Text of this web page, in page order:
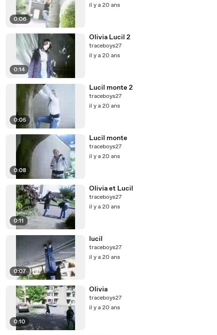
0:06
il y a 20 ans
0:14
Olivia Lucil 2
traceboys27
il y a 20 ans
0:05
Lucil monte 2
traceboys27
il y a 20 ans
0:08
Lucil monte
traceboys27
il y a 20 ans
0:11
Olivia et Lucil
traceboys27
il y a 20 ans
0:07
lucil
traceboys27
il y a 20 ans
0:10
Olivia
traceboys27
il y a 20 ans